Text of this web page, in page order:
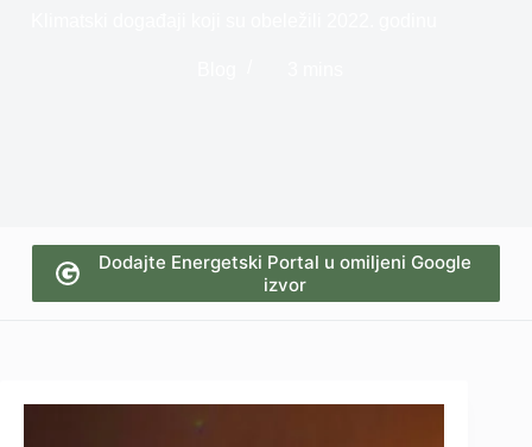
Dodajte Energetski Portal u omiljeni Google
izvor